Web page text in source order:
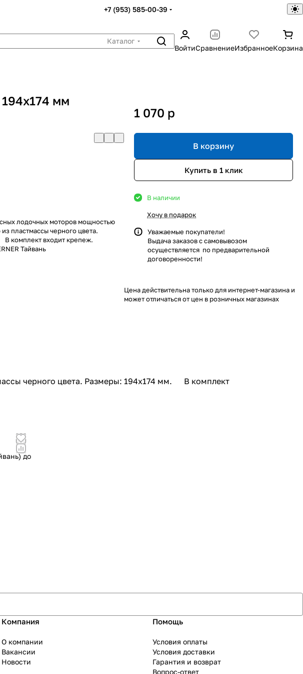
+7 (953) 585-00-39
Каталог
ВойтиСравнениеИзбранноеКорзина
мм
лодочных моторов мощностью
пластмассы черного цвета.
комплект входит крепеж.
Тайвань
1 070 p
В корзину
Купить в 1 клик
В наличии
Хочу в подарок
Уважаемые покупатели!
Выдача заказов с самовывозом
осуществляется по предварительной
договоренности!
Цена действительна только для интернет-магазина и
может отличаться от цен в розничных магазинах
черного цвета. Размеры: 194х174 мм. В комплект
до
Компания
О компании
Вакансии
Новости
Помощь
Условия оплаты
Условия доставки
Гарантия и возврат
Вопрос-ответ